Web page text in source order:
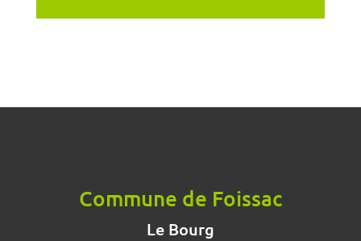
Commune de Foissac
Le Bourg